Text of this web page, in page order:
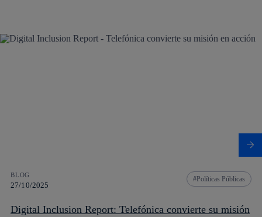
BLOG
27/10/2025
Políticas Públicas
Digital Inclusion Report: Telefónica convierte su misión